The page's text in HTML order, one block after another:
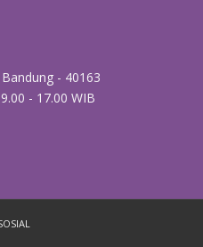
- 40163
- 17.00 WIB